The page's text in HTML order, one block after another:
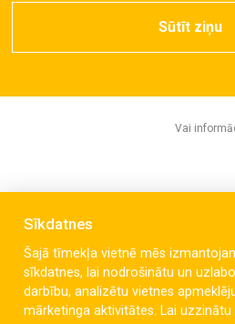
Sūtīt ziņu
Vai
Sīkdatnes
Šajā tīmekļa vietnē mēs
sīkdatnes, lai nodrošinātu un
darbību, analizētu vietnes
mārketinga aktivitātes. Lai